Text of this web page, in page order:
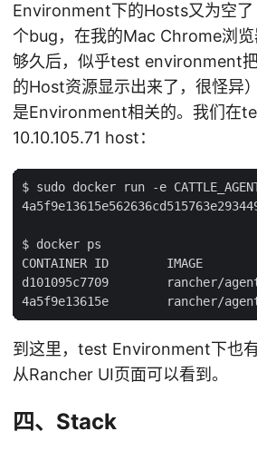
Environment下的Hosts又为空了
个bug，在我的Mac Chrome浏览
够久后，似乎test environment
的Host资源显示出来了，很怪异
是Environment相关的。我们在
10.10.105.71 host：
$ sudo docker run -e
$ docker ps
CONTAINER ID        IMAGE
d101095c7709        rancher/
到这里，test Environment下也
从Rancher UI页面可以看到。
四、Stack